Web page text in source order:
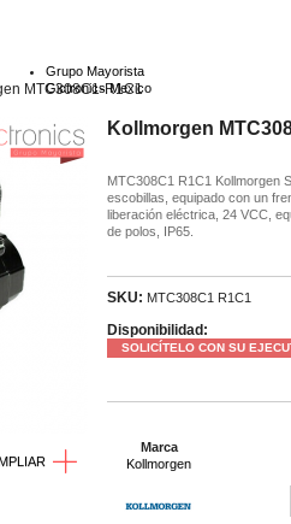
Grupo Mayorista
Gictronics Mexico
MTC308C1-R1C1
Kollmorgen
MTC308C1 R1C1 Kollmorgen
escobillas, equipado con un
liberación eléctrica, 24 VCC,
de polos, IP65.
SKU: MTC308C1 R1C1
Disponibilidad:
SOLICÍTELO CON SU
Marca
Kollmorgen